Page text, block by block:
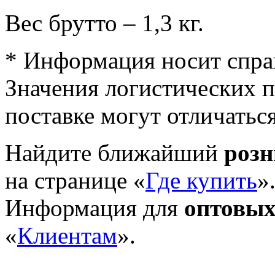
Вес брутто – 1,3 кг.
* Информация носит
Значения логистических
поставке могут
Найдите ближайший
на странице «Где купить».
Информация для
«Клиентам».